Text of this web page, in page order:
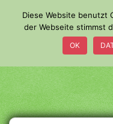
o
m
a
i
Diese Website benutzt
der Webseite stimmst
OK